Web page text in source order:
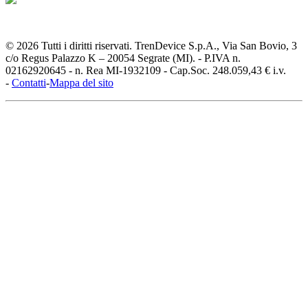
© 2026 Tutti i diritti riservati. TrenDevice S.p.A., Via San Bovio, 3
c/o Regus Palazzo K – 20054 Segrate (MI). - P.IVA n.
02162920645 - n. Rea MI-1932109 - Cap.Soc. 248.059,43 € i.v.
- Contatti-Mappa del sito